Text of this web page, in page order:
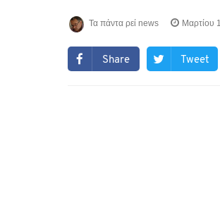
Τα πάντα ρεί news Μαρτίου
Share Tweet